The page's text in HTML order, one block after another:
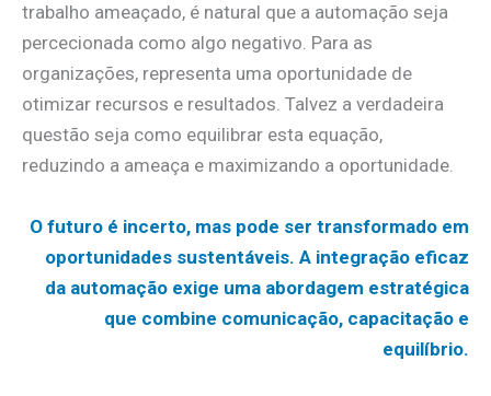
trabalho ameaçado, é natural que a automação seja
percecionada como algo negativo. Para as
organizações, representa uma oportunidade de
otimizar recursos e resultados. Talvez a verdadeira
questão seja como equilibrar esta equação,
reduzindo a ameaça e maximizando a oportunidade.
O futuro é incerto, mas pode ser transformado em
oportunidades sustentáveis. A integração eficaz
da automação exige uma abordagem estratégica
que combine comunicação, capacitação e
equilíbrio.